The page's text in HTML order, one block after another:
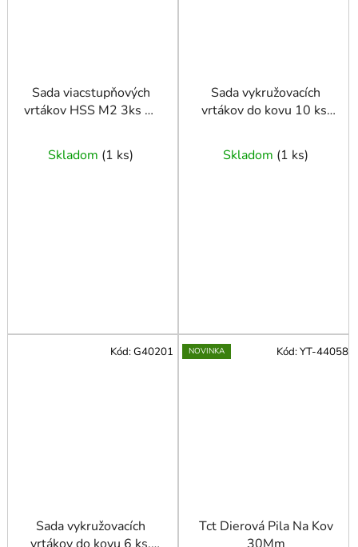
Sada viacstupňových
vrtákov HSS M2 3ks 4-
Skladom (1 ks)
Sada vykružovacích
vrtákov do kovu 10 ks.
Skladom (1 ks)
Sada vykružovacích
Kód:G40201 NOVINKA
Tct Dierová Pila Na Kov
Kód:YT-44058